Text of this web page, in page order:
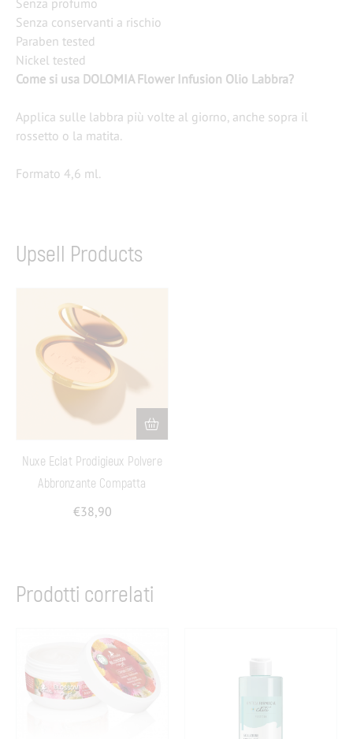
Senza conservanti a rischio
Paraben tested
Nickel tested
Come si usa DOLOMIA Flower Infusion Olio Labbra?
Applica sulle labbra più volte al giorno, anche sopra il
rossetto o la matita.
Formato 4,6 ml.
Upsell Products
Nuxe Eclat Prodigieux Polvere
Abbronzante Compatta
€38,90
Prodotti correlati